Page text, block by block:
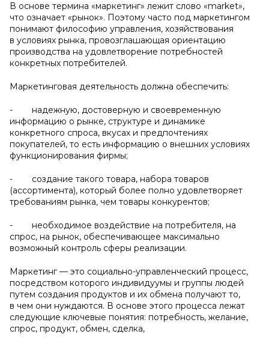
В основе термина «маркетинг» лежит слово «market»,
что означает «рынок». Поэтому часто под маркетингом
понимают философию управления, хозяйствования
в условиях рынка, провозглашающая ориентацию
производства на удовлетворение потребностей
конкретных потребителей.
Маркетинговая деятельность должна обеспечить:
- надежную, достоверную и своевременную
информацию о рынке, структуре и динамике
конкретного спроса, вкусах и предпочтениях
покупателей, то есть информацию о внешних условиях
функционирования фирмы;
- создание такого товара, набора товаров
(ассортимента), который более полно удовлетворяет
требованиям рынка, чем товары конкурентов;
- необходимое воздействие на потребителя, на
спрос, на рынок, обеспечивающее максимально
возможный контроль сферы реализации.
Маркетинг — это социально-управленческий процесс,
посредством которого индивидуумы и группы людей
путем создания продуктов и их обмена получают то,
в чем они нуждаются. В основе этого процесса лежат
следующие ключевые понятия: потребность, желание,
спрос, продукт, обмен, сделка,